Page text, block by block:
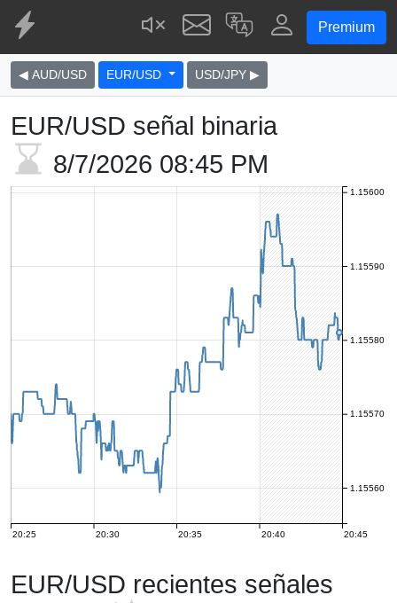
Premium
◀ AUD/USD EUR/USD USD/JPY ▶
EUR/USD señal binaria
8/7/2026 08:45 PM
20:25 20:30 20:35 20:40 20:45
1.15560
1.15570
1.15580
1.15590
1.15600
EUR/USD recientes señales